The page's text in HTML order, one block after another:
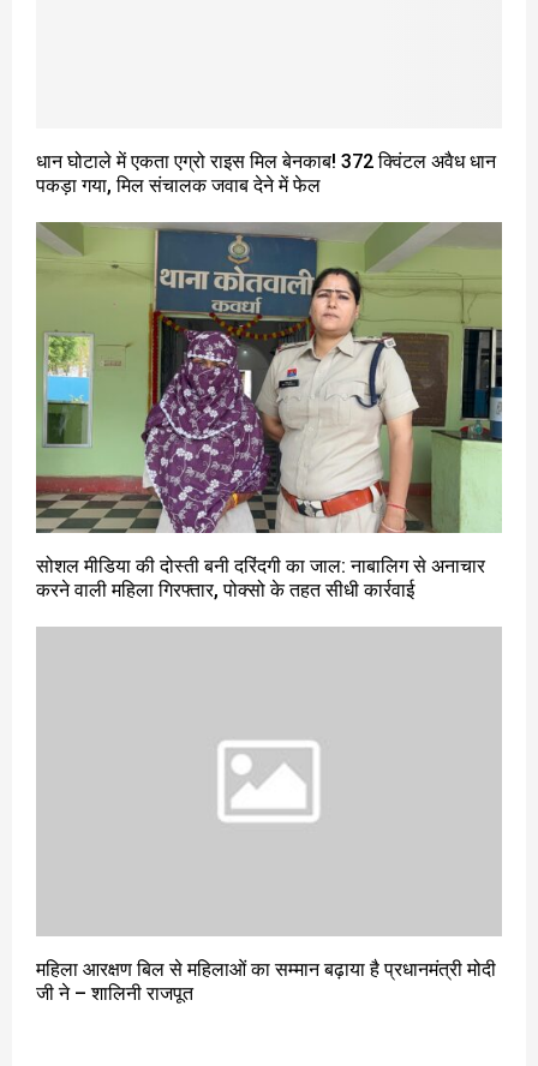
धान घोटाले में एकता एग्रो राइस मिल बेनकाब! 372 क्विंटल अवैध धान
पकड़ा गया, मिल संचालक जवाब देने में फेल
सोशल मीडिया की दोस्ती बनी दरिंदगी का जाल: नाबालिग से अनाचार
करने वाली महिला गिरफ्तार, पोक्सो के तहत सीधी कार्रवाई
महिला आरक्षण बिल से महिलाओं का सम्मान बढ़ाया है प्रधानमंत्री मोदी
जी ने – शालिनी राजपूत